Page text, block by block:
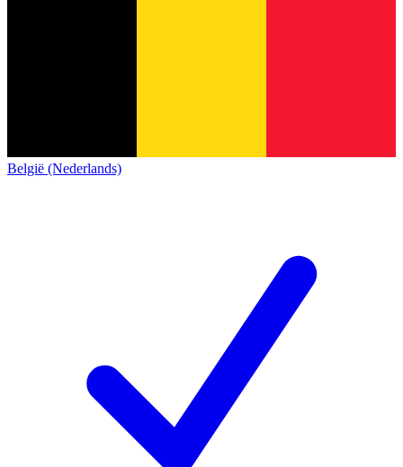
België (Nederlands)